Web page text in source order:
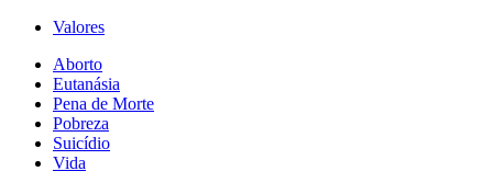
Valores
Aborto
Eutanásia
Pena de Morte
Pobreza
Suicídio
Vida